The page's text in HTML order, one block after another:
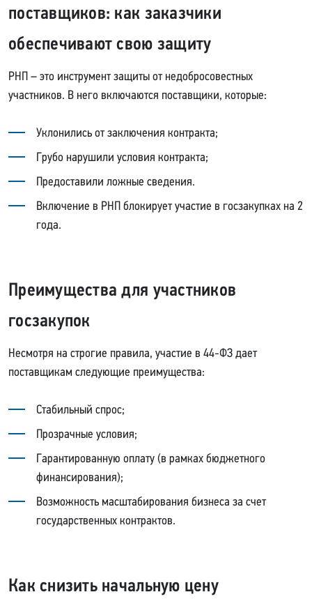
поставщиков: как заказчики
обеспечивают свою защиту
РНП – это инструмент защиты от недобросовестных
участников. В него включаются поставщики, которые:
Уклонились от заключения контракта;
Грубо нарушили условия контракта;
Предоставили ложные сведения.
Включение в РНП блокирует участие в госзакупках на 2
года.
Преимущества для участников
госзакупок
Несмотря на строгие правила, участие в 44-ФЗ дает
поставщикам следующие преимущества:
Стабильный спрос;
Прозрачные условия;
Гарантированную оплату (в рамках бюджетного
финансирования);
Возможность масштабирования бизнеса за счет
государственных контрактов.
Как снизить начальную цену